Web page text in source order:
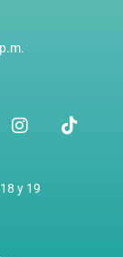
I
n
a
T
i
y 19